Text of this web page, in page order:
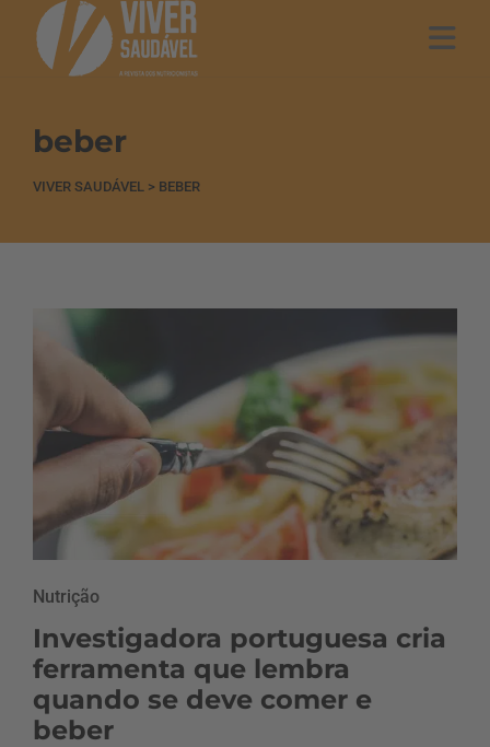
beber
VIVER SAUDÁVEL > BEBER
Nutrição
Investigadora portuguesa cria
ferramenta que lembra
quando se deve comer e
beber